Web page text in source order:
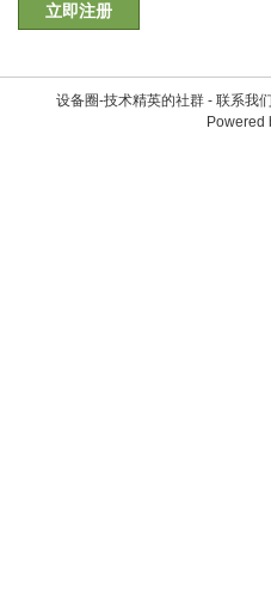
立即注册
设备圈-技术精英的社群 - 联系我
Powered